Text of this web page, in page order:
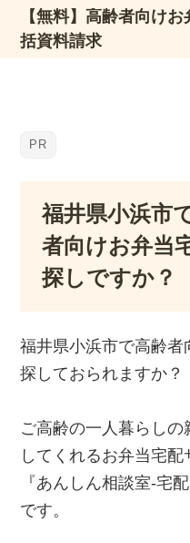
【無料】高齢者向け
括資料請求
福井県小浜市
者向けお弁当
探しですか？
福井県小浜市で高齢者
探しておられますか？
ご高齢の一人暮らし
してくれるお弁当宅
『あんしん相談室‐宅
です。